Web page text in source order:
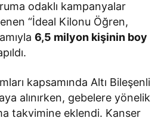
odaklı kampanyalar
“İdeal Kilonu Öğren,
6,5 milyon kişinin boy
kapsamında Altı Bileşenli
alınırken, gebelere yönelik
takvimine eklendi. Kanser